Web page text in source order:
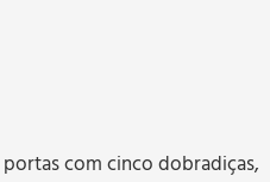
com cinco dobradiças,